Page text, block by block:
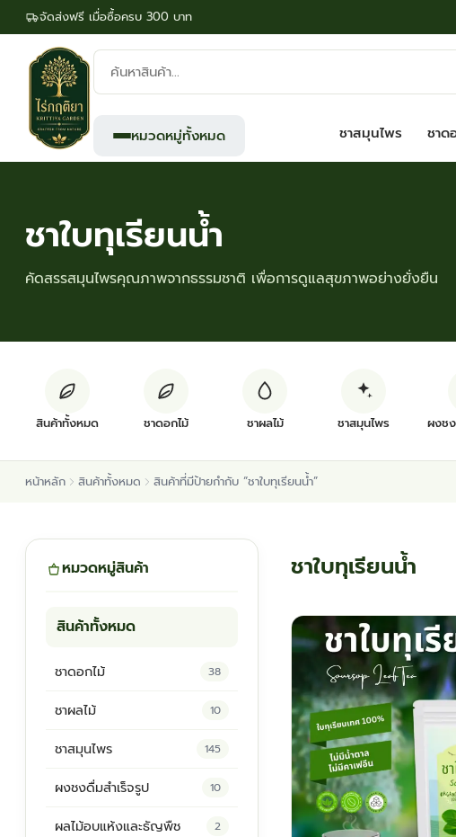
จัดส่งฟรี เมื่อซื้อครบ 300 บาท
ค้นหา
สินค้า:
หมวดหมู่ทั้งหมด ชาสมุนไพร ชาด
ชาใบทุเรียนน้ำ
คัดสรรสมุนไพรคุณภาพจากธรรมชาติ เพื่อการดูแลสุขภาพอย่างยั่งยืน
สินค้าทั้งหมด ชาดอกไม้ ชาผลไม้ ชาสมุนไพร ผงช
หน้าหลัก สินค้าทั้งหมด สินค้าที่มีป้ายกำกับ “ชาใบทุเรียนน้ำ”
หมวดหมู่สินค้า
สินค้าทั้งหมด
ชาดอกไม้ 38
ชาผลไม้ 10
ชาสมุนไพร 145
ผงชงดื่มสำเร็จรูป 10
ผลไม้อบแห้งและธัญพืช 2
ชาใบทุเรียนน้ำ